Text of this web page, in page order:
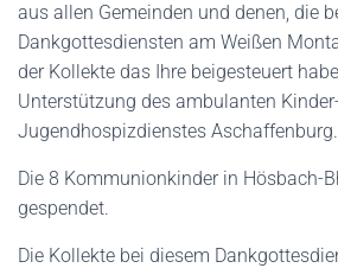
aus allen Gemeinden und denen, die
Dankgottesdiensten am Weißen
der Kollekte das Ihre beigesteuert
Unterstützung des ambulanten
Jugendhospizdienstes Aschaffenburg.
Die 8 Kommunionkinder in Hösbach-
gespendet.
Die Kollekte bei diesem